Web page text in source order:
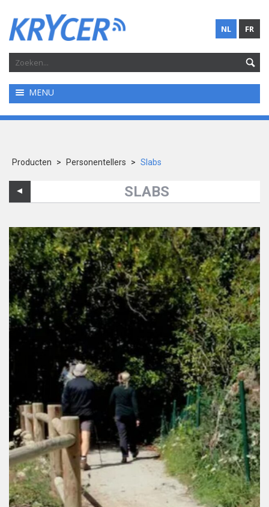
FR
NL
MENU
Producten > Personentellers > Slabs
SLABS